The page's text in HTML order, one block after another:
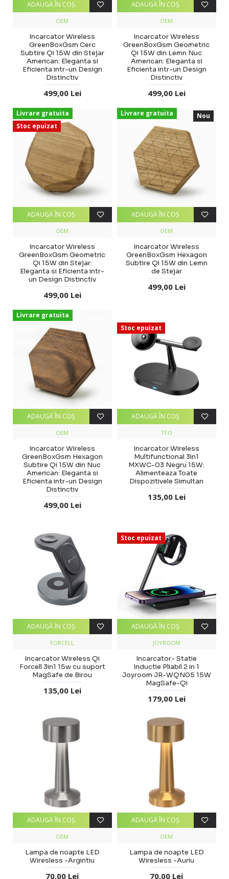
OEM
Incarcator Wireless
GreenBoxGsm Cerc
Subtire Qi 15W din Stejar
American: Eleganta si
Eficienta intr-un Design
Distinctiv
499,00 Lei
ADAUGĂ ÎN COŞ
OEM
Incarcator Wireless
GreenBoxGsm Geometric
Qi 15W din Lemn Nuc
American: Eleganta si
Eficienta intr-un Design
Distinctiv
499,00 Lei
ADAUGĂ ÎN COŞ
Livrare gratuita
Stoc epuizat
OEM
Incarcator Wireless
GreenBoxGsm Geometric
Qi 15W din Stejar:
Eleganta si Eficienta intr-
un Design Distinctiv
499,00 Lei
ADAUGĂ ÎN COŞ
Nou
Livrare gratuita
OEM
Incarcator Wireless
GreenBoxGsm Hexagon
Subtire Qi 15W din Lemn
de Stejar
499,00 Lei
ADAUGĂ ÎN COŞ
Livrare gratuita
OEM
Incarcator Wireless
GreenBoxGsm Hexagon
Subtire Qi 15W din Nuc
American: Eleganta si
Eficienta intr-un Design
Distinctiv
499,00 Lei
ADAUGĂ ÎN COŞ
Stoc epuizat
TFO
Incarcator Wireless
Multifunctional 3in1
MXWC-03 Negru 15W:
Alimenteaza Toate
Dispozitivele Simultan
135,00 Lei
ADAUGĂ ÎN COŞ
FORCELL
Incarcator Wireless Qi
Forcell 3in1 15w cu suport
MagSafe de Birou
135,00 Lei
ADAUGĂ ÎN COŞ
Stoc epuizat
JOYROOM
Incarcator- Statie
Inductie Pliabil 2 in 1
Joyroom JR-WQN05 15W
MagSafe-Qi
179,00 Lei
ADAUGĂ ÎN COŞ
OEM
Lampa de noapte LED
Wiresless -Argintiu
70,00 Lei
ADAUGĂ ÎN COŞ
OEM
Lampa de noapte LED
Wiresless -Auriu
70,00 Lei
ADAUGĂ ÎN COŞ